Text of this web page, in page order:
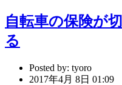
自転車の保険が
る
Posted by: tyoro
2017年4月 8日 01:09